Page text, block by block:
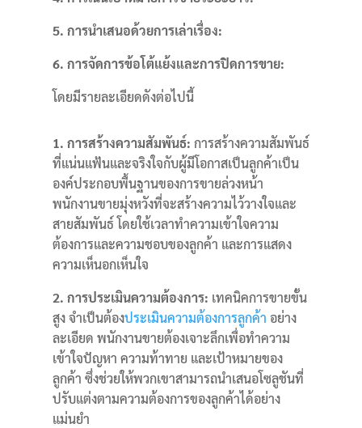
5. การนำเสนอด้วยการเล่าเรื่อง:
6. การจัดการข้อโต้แย้งและการปิดการขาย:
โดยมีรายละเอียดดังต่อไปนี้
1. การสร้างความสัมพันธ์: การสร้างความสัมพันธ์
ที่แน่นแฟ้นและจริงใจกับผู้มีโอกาสเป็นลูกค้าเป็น
องค์ประกอบพื้นฐานของการขายล่วงหน้า
พนักงานขายมุ่งหวังที่จะสร้างความไว้วางใจและ
สายสัมพันธ์ โดยใช้เวลาทำความเข้าใจความ
ต้องการและความชอบของลูกค้า และการแสดง
ความเห็นอกเห็นใจ
2. การประเมินความต้องการ: เทคนิคการขายขั้น
สูง จำเป็นต้องประเมินความต้องการลูกค้า อย่าง
ละเอียด พนักงานขายต้องเจาะลึกเพื่อทำความ
เข้าใจปัญหา ความท้าทาย และเป้าหมายของ
ลูกค้า ซึ่งช่วยให้พวกเขาสามารถนำเสนอโซลูชันที่
ปรับแต่งตามความต้องการของลูกค้าได้อย่าง
แม่นยำ